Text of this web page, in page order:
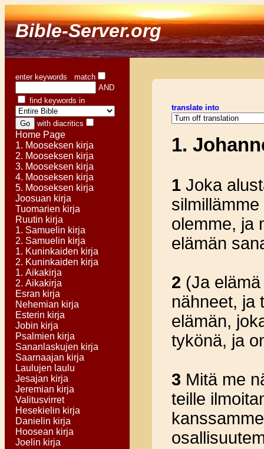
Bible-Server.org
enter keywords match
AND
find keywords in
with diacritics
Home Page
1. Mooseksen kirja
2. Mooseksen kirja
3. Mooseksen kirja
4. Mooseksen kirja
5. Mooseksen kirja
Joosuan kirja
Tuomarien kirja
Ruutin kirja
1. Samuelin kirja
2. Samuelin kirja
1. Kuninkaiden kirja
2. Kuninkaiden kirja
1. Aikakirja
2. Aikakirja
Esran kirja
Nehemian kirja
Esterin kirja
Jobin kirja
Psalmien kirja
Sananlaskujen kirja
Saarnaajan kirja
Laulujen laulu
Jesajan kirja
Jeremian kirja
Valitusvirret
Hesekielin kirja
Danielin kirja
Hoosean kirja
Joelin kirja
translate into
1.
1Joka
olemme, ja
elämän
2 (Ja
nähneet, ja
elämän,
tykönä, ja
3 Mitä me
teille